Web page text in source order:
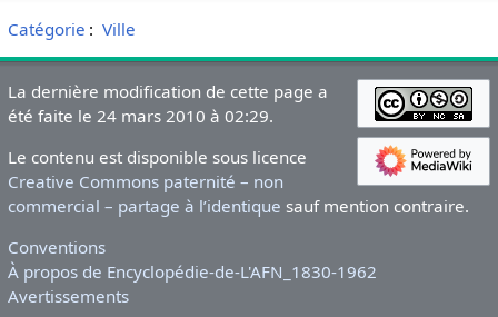
Catégorie : Ville
La dernière modification de cette page a
été faite le 24 mars 2010 à 02:29.
Le contenu est disponible sous licence
Creative Commons paternité – non
commercial – partage à l’identique sauf mention contraire.
Conventions
À propos de Encyclopédie-de-L'AFN_1830-1962
Avertissements